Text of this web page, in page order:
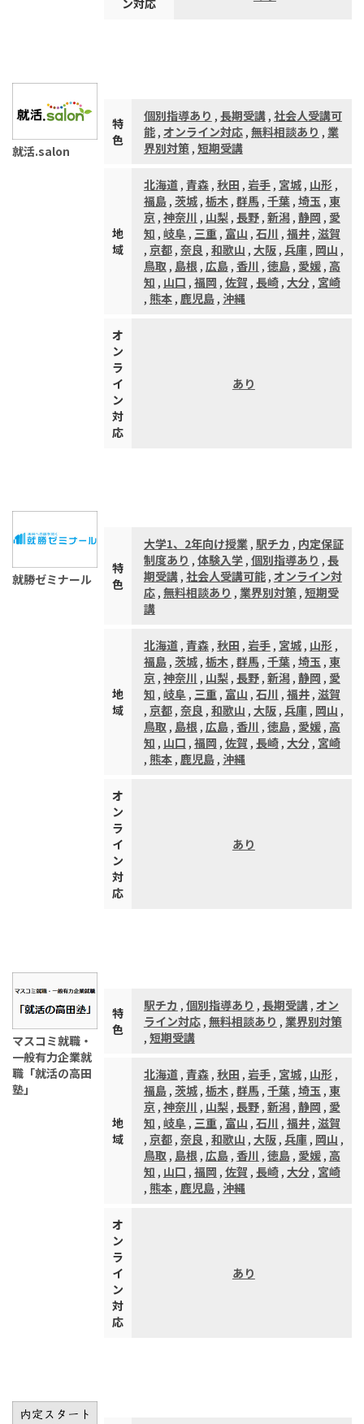
就活.salon
特
色
個別指導あり , 長期受講, 社会人受講可
能, オンライン対応, 無料相談あり , 業
界別対策, 短期受講
地
域
北海道, 青森, 秋田 , 岩手, 宮城, 山形 ,
福島, 茨城, 栃木, 群馬, 千葉, 埼玉 , 東
京 , 神奈川 , 山梨, 長野, 新潟, 静岡 , 愛
知 , 岐阜, 三重, 富山 , 石川 , 福井, 滋賀
, 京都, 奈良 , 和歌山 , 大阪, 兵庫, 岡山 ,
鳥取 , 島根, 広島, 香川 , 徳島, 愛媛, 高
知 , 山口 , 福岡 , 佐賀 , 長崎, 大分, 宮崎
, 熊本, 鹿児島, 沖縄
オ
ン
ラ
イ
ン
対
応
あり
就勝ゼミナール
特
色
大学1、2年向け授業, 駅チカ , 内定保証
制度あり , 体験入学, 個別指導あり , 長
期受講, 社会人受講可能, オンライン対
応, 無料相談あり , 業界別対策, 短期受
講
地
域
北海道, 青森, 秋田 , 岩手, 宮城, 山形 ,
福島, 茨城, 栃木, 群馬, 千葉, 埼玉, 東
京, 神奈川 , 山梨, 長野, 新潟, 静岡 , 愛
知 , 岐阜, 三重, 富山 , 石川 , 福井, 滋賀
, 京都, 奈良 , 和歌山 , 大阪, 兵庫, 岡山 ,
鳥取, 島根, 広島, 香川 , 徳島, 愛媛, 高
知 , 山口 , 福岡 , 佐賀 , 長崎, 大分, 宮崎
, 熊本, 鹿児島, 沖縄
オ
ン
ラ
イ
ン
対
応
あり
マスコミ就職・
一般有力企業就
職「就活の高田
塾」
特
色
駅チカ , 個別指導あり , 長期受講, オン
ライン対応, 無料相談あり , 業界別対策
, 短期受講
地
域
北海道, 青森, 秋田 , 岩手, 宮城, 山形 ,
福島, 茨城, 栃木, 群馬, 千葉, 埼玉, 東
京, 神奈川 , 山梨, 長野, 新潟, 静岡 , 愛
知 , 岐阜, 三重, 富山 , 石川 , 福井, 滋賀
, 京都, 奈良 , 和歌山 , 大阪, 兵庫, 岡山 ,
鳥取, 島根, 広島, 香川 , 徳島, 愛媛, 高
知 , 山口 , 福岡 , 佐賀 , 長崎, 大分, 宮崎
, 熊本, 鹿児島, 沖縄
オ
ン
ラ
イ
ン
対
応
あり